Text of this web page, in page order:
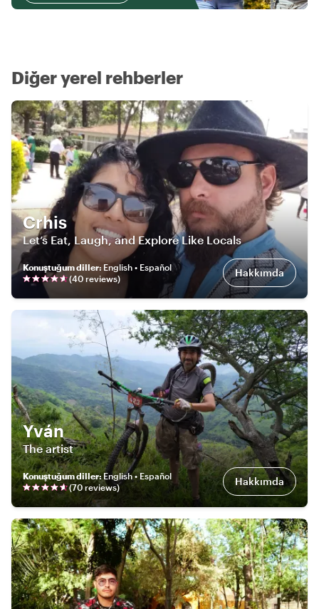
Diğer yerel rehberler
Crhis
Let’s Eat, Laugh, and Explore Like Locals
Konuştuğum diller: English • Español
(40 reviews) Hakkımda
Yván
The artist
Konuştuğum diller:English • Español
(70 reviews) Hakkımda